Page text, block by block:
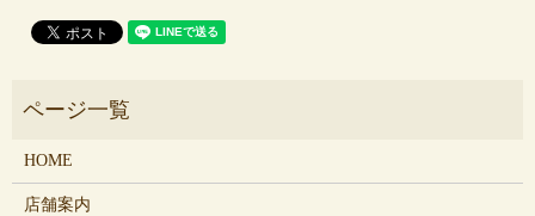
HOME
店舗案内